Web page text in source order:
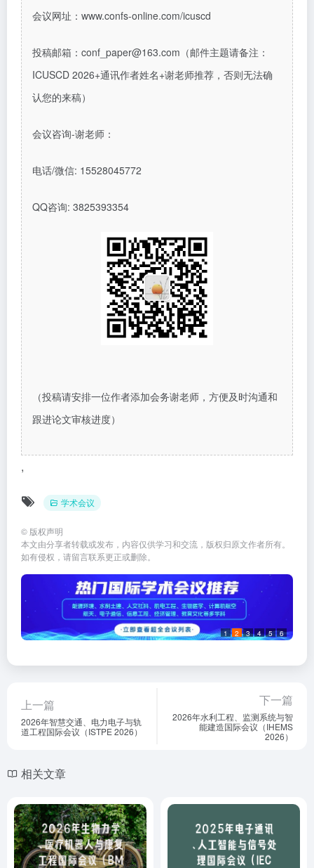
会议网址 ： www.confs-online.com/icuscd
投稿邮箱： conf_paper@163.com （邮件主题请备注：
ICUSCD 2026+通讯作者姓名+谢老师推荐，否则无法确
认您的来稿）
会议咨询-谢老师：
电话/微信: 15528045772
QQ咨询: 3825393354
（投稿请安排一位作者添加会务谢老师，方便及时沟通和
跟进论文审核进度）
,
学术会议
© 版权声明
本文由分享者转载或发布，内容仅供学习和交流，版权归原文作者所有。
如有侵权，请留言联系更正或删除。
1 2 3 4 5 6
上一篇
2026年智慧交通、电力电子与轨
道工程国际会议（ISTPE 2026）
下一篇
2026年水利工程、监测系统与智
能建造国际会议（IHEMS
2026）
相关文章